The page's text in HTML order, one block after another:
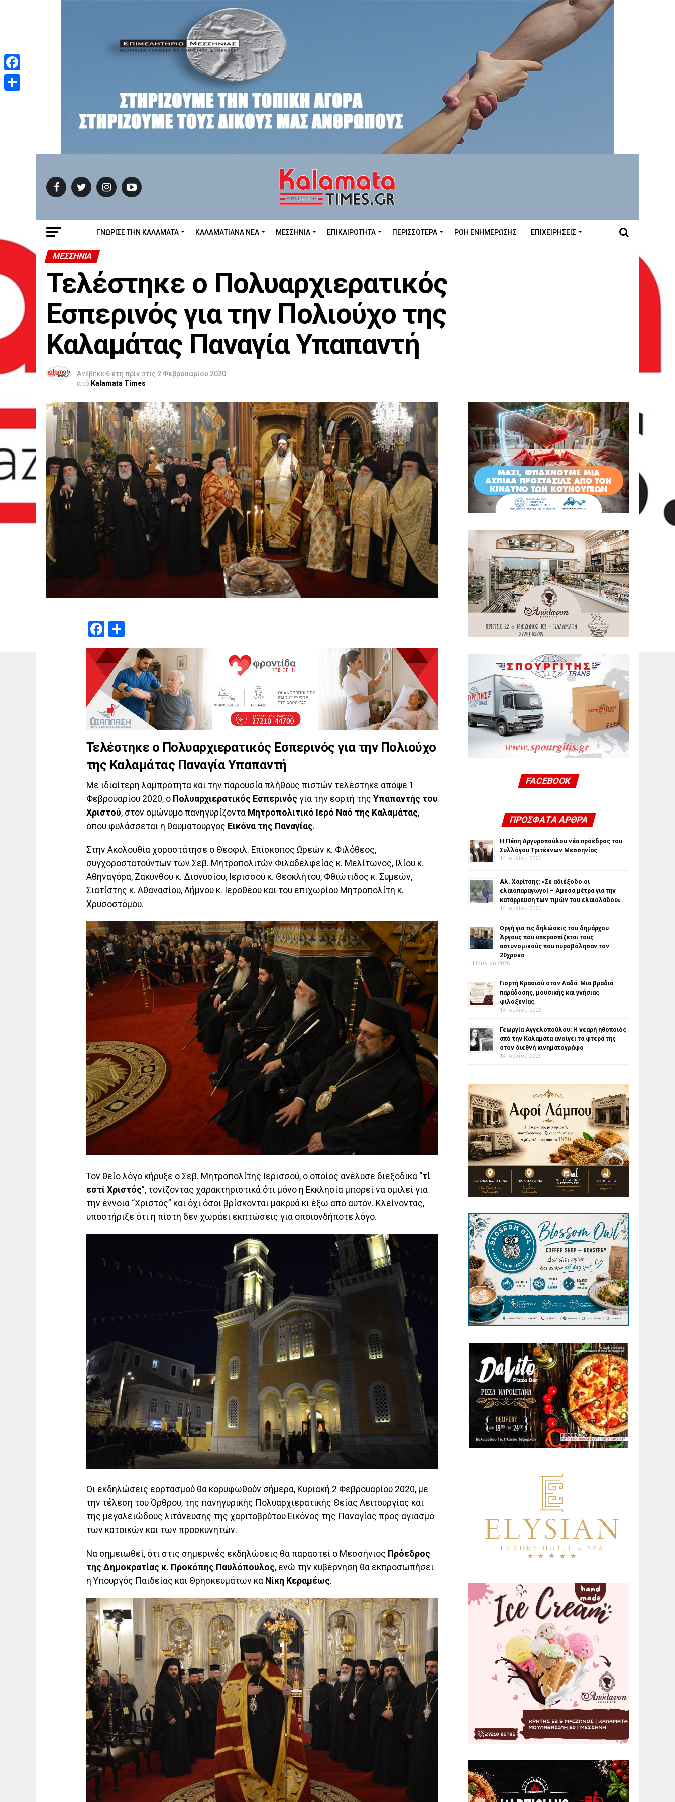
ΓΝΩΡΙΣΕ ΤΗΝ ΚΑΛΑΜΑΤΑ ΚΑΛΑΜΑΤΙΑΝΑ ΝΕΑ ΜΕΣΣΗΝΊΑ ΕΠΙΚΑΙΡΌΤΗΤΑ ΠΕΡΙΣΣΌΤΕΡΑ ΡΟΉ ΕΝΗΜΈΡΩΣΗΣ ΕΠΙΧΕΙΡΉΣΕΙΣ
ΜΕΣΣΗΝΊΑ
Τελέστηκε ο Πολυαρχιερατικός
Εσπερινός για την Πολιούχο της
Καλαμάτας Παναγία Υπαπαντή
Ανέβηκε 6 έτη πριν στις 2 Φεβρουαρίου 2020
από Kalamata Times
Facebook
Τελέστηκε ο Πολυαρχιερατικός Εσπερινός για την Πολιούχο
της Καλαμάτας Παναγία Υπαπαντή
Με ιδιαίτερη λαμπρότητα και την παρουσία πλήθους πιστών τελέστηκε απόψε 1
Φεβρουαρίου 2020, ο Πολυαρχιερατικός Εσπερινός για την εορτή της Υπαπαντής του
Χριστού, στον ομώνυμο πανηγυρίζοντα Μητροπολιτικό Ιερό Ναό της Καλαμάτας,
όπου φυλάσσεται η θαυματουργός Εικόνα της Παναγίας.
Στην Ακολουθία χοροστάτησε ο Θεοφιλ. Επίσκοπος Ωρεών κ. Φιλόθεος,
συγχοροστατούντων των Σεβ. Μητροπολιτών Φιλαδελφείας κ. Μελίτωνος, Ιλίου κ.
Αθηναγόρα, Ζακύνθου κ. Διονυσίου, Ιερισσού κ. Θεοκλήτου, Φθιώτιδος κ. Συμεών,
Σιατίστης κ. Αθανασίου, Λήμνου κ. Ιεροθέου και του επιχωρίου Μητροπολίτη κ.
Χρυσοστόμου.
Τον θείο λόγο κήρυξε ο Σεβ. Μητροπολίτης Ιερισσού, ο οποίος ανέλυσε διεξοδικά “τί
εστί Χριστός”, τονίζοντας χαρακτηριστικά ότι μόνο η Εκκλησία μπορεί να ομιλεί για
την έννοια “Χριστός” και όχι όσοι βρίσκονται μακρυά κι έξω από αυτόν. Κλείνοντας,
υποστήριξε ότι η πίστη δεν χωράει εκπτώσεις για οποιονδήποτε λόγο.
Οι εκδηλώσεις εορτασμού θα κορυφωθούν σήμερα, Κυριακή 2 Φεβρουαρίου 2020, με
την τέλεση του Όρθρου, της πανηγυρικής Πολυαρχιερατικής Θείας Λειτουργίας και
της μεγαλειώδους λιτάνευσης της χαριτοβρύτου Εικόνος της Παναγίας προς αγιασμό
των κατοικών και των προσκυνητών.
Να σημειωθεί, ότι στις σημερινές εκδηλώσεις θα παραστεί ο Μεσσήνιος Πρόεδρος
της Δημοκρατίας κ. Προκόπης Παυλόπουλος, ενώ την κυβέρνηση θα εκπροσωπήσει
η Υπουργός Παιδείας και Θρησκευμάτων κα Νίκη Κεραμέως.
FACEBOOK
ΠΡΌΣΦΑΤΑ ΆΡΘΡΑ
Η Πέπη Αργυροπούλου νέα πρόεδρος του
Συλλόγου Τριτέκνων Μεσσηνίας
14 Ιουλίου 2026
Αλ. Χαρίτσης: «Σε αδιέξοδο οι
ελαιοπαραγωγοί – Άμεσα μέτρα για την
κατάρρευση των τιμών του ελαιολάδου»
14 Ιουλίου 2026
Οργή για τις δηλώσεις του δημάρχου
Άργους που υπερασπίζεται τους
αστυνομικούς που πυροβόλησαν τον
20χρονο
14 Ιουλίου 2026
Γιορτή Κρασιού στον Λαδά: Μια βραδιά
παράδοσης, μουσικής και γνήσιας
φιλοξενίας
14 Ιουλίου 2026
Γεωργία Αγγελοπούλου: Η νεαρή ηθοποιός
από την Καλαμάτα ανοίγει τα φτερά της
στον διεθνή κινηματογράφο
14 Ιουλίου 2026
Facebook